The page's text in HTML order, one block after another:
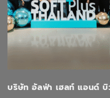
บริษัท อัลฟ่า เฮลท์ แอนด์ บิ